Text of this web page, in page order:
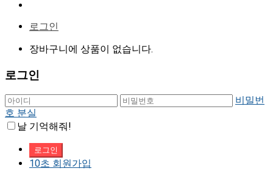
로그인
장바구니에 상품이 없습니다.
로그인
비밀번
호 분실
날 기억해줘!
10초 회원가입